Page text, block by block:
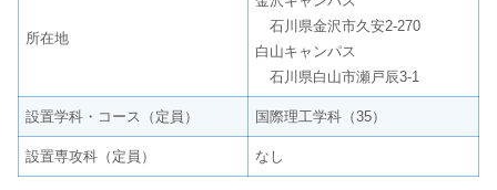
所在地
石川県金沢市久安2-270
白山キャンパス
石川県白山市瀬戸辰3-1
設置学科・コース（定員） 国際理工学科（35）
設置専攻科（定員） なし